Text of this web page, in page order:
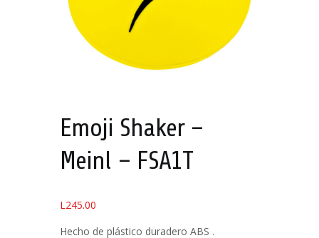
Emoji Shaker –
Meinl – FSA1T
L245.00
Hecho de plástico duradero ABS .